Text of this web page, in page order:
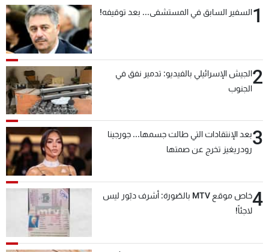
1السفير السابق في المستشفى... بعد توقيفه!
2الجيش الإسرائيلي بالفيديو: تدمير نفق في
الجنوب
3بعد الإنتقادات التي طالت جسمها... جورجينا
رودريغيز تخرج عن صمتها
4
خاص موقع MTV بالصّورة: أشرف دبّور ليس
لاجئاً!